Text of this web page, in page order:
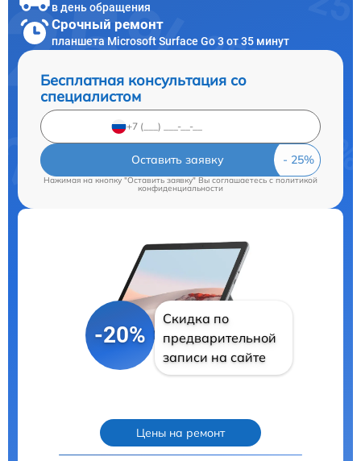
в день обращения
Срочный ремонт
планшета Microsoft Surface Go 3 от 35 минут
Бесплатная консультация со
специалистом
Оставить заявку
Нажимая на кнопку "Оставить заявку" Вы соглашаетесь cполитикой
конфиденциальности
-20%
Скидка по
предварительной
записи на сайте
Цены на ремонт